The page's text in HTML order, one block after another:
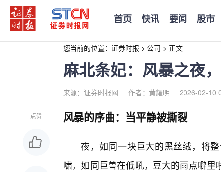
首页 快讯 要闻 股市
您当前的位置： 证券时报 > 公司 > 正文
麻北条妃：风暴之夜
来源：证券时报网 作者：黄耀明 2026-02-10
点赞 风暴的序曲：当平静被撕裂
夜，如同一块巨大的黑丝绒，将
啸，如同巨兽在低吼，豆大的雨点噼